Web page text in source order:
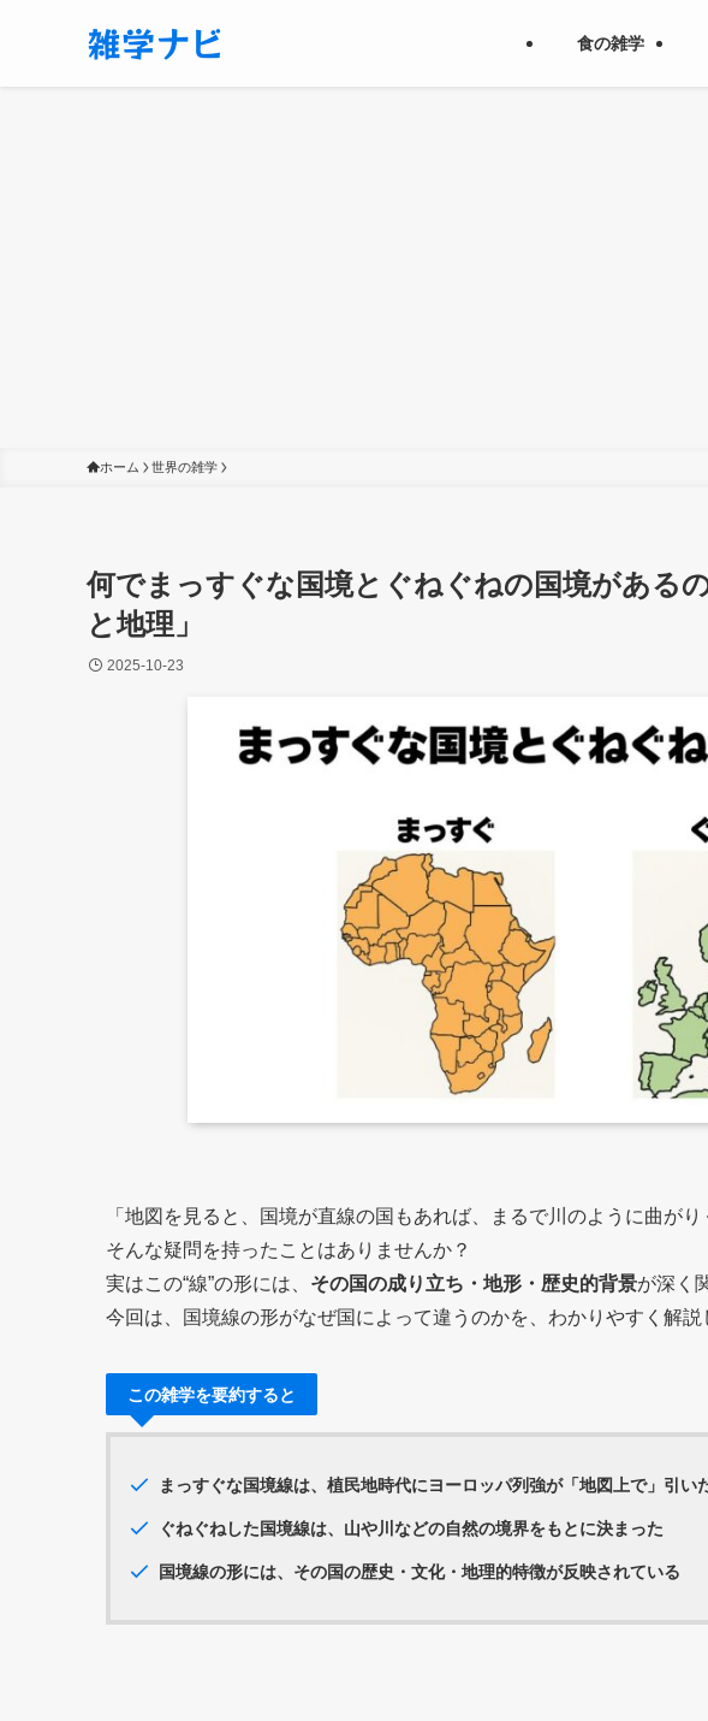
食の雑学
ホーム 世界の雑学
何でまっすぐな国境とぐねぐねの国境がある
と地理」
2025-10-23
「地図を見ると、国境が直線の国もあれば、まるで川のように曲が
そんな疑問を持ったことはありませんか？
実はこの“線”の形には、 その国の成り立ち・地形・歴史的背景が深く
今回は、国境線の形がなぜ国によって違うのかを、わかりやすく解説
この雑学を要約すると
まっすぐな国境線は、植民地時代にヨーロッパ列強が「地図上で」引い
ぐねぐねした国境線は、山や川などの自然の境界をもとに決まった
国境線の形には、 その国の歴史・文化・地理的特徴が反映されている